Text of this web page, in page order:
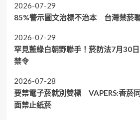
2026-07-29
85%警示圖文治標不治本 台灣禁菸
2026-07-29
罕見藍綠白朝野聯手！菸防法7月30
禁令
2026-07-28
要禁電子菸就別雙標 VAPERS:香菸
面禁止紙菸